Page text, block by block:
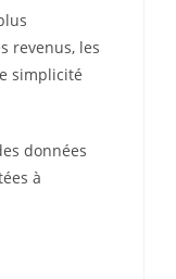
revenus, les
simplicité
données
à